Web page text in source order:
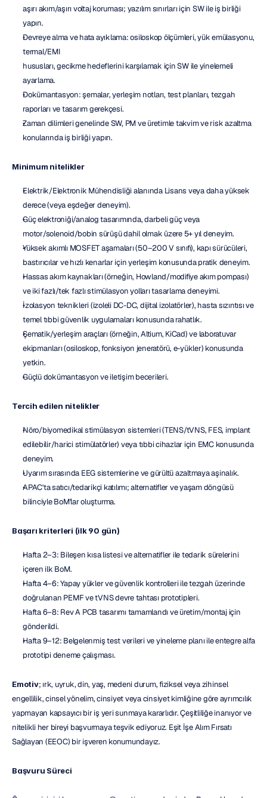
aşırı akım/aşırı voltaj koruması; yazılım sınırları için SW ile iş birliği
yapın.
Devreye alma ve hata ayıklama: osiloskop ölçümleri, yük emülasyonu,
termal/EMI
hususları, gecikme hedeflerini karşılamak için SW ile yinelemeli
ayarlama.
Dokümantasyon: şemalar, yerleşim notları, test planları, tezgah
raporları ve tasarım gerekçesi.
Zaman dilimleri genelinde SW, PM ve üretimle takvim ve risk azaltma
konularında iş birliği yapın.
Minimum nitelikler
Elektrik/Elektronik Mühendisliği alanında Lisans veya daha yüksek
derece (veya eşdeğer deneyim).
Güç elektroniği/analog tasarımında, darbeli güç veya
motor/solenoid/bobin sürüşü dahil olmak üzere 5+ yıl deneyim.
Yüksek akımlı MOSFET aşamaları (50–200 V sınıfı), kapı sürücüleri,
bastırıcılar ve hızlı kenarlar için yerleşim konusunda pratik deneyim.
Hassas akım kaynakları (örneğin, Howland/modifiye akım pompası)
ve iki fazlı/tek fazlı stimülasyon yolları tasarlama deneyimi.
İzolasyon teknikleri (izoleli DC-DC, dijital izolatörler), hasta sızıntısı ve
temel tıbbi güvenlik uygulamaları konusunda rahatlık.
Şematik/yerleşim araçları (örneğin, Altium, KiCad) ve laboratuvar
ekipmanları (osiloskop, fonksiyon jeneratörü, e-yükler) konusunda
yetkin.
Güçlü dokümantasyon ve iletişim becerileri.
Tercih edilen nitelikler
Nöro/biyomedikal stimülasyon sistemleri (TENS/tVNS, FES, implant
edilebilir/harici stimülatörler) veya tıbbi cihazlar için EMC konusunda
deneyim.
Uyarım sırasında EEG sistemlerine ve gürültü azaltmaya aşinalık.
APAC'ta satıcı/tedarikçi katılımı; alternatifler ve yaşam döngüsü
bilinciyle BoM'lar oluşturma.
Başarı kriterleri (ilk 90 gün)
Hafta 2–3: Bileşen kısa listesi ve alternatifler ile tedarik sürelerini
içeren ilk BoM.
Hafta 4–6: Yapay yükler ve güvenlik kontrolleri ile tezgah üzerinde
doğrulanan PEMF ve tVNS devre tahtası prototipleri.
Hafta 6–8: Rev A PCB tasarımı tamamlandı ve üretim/montaj için
gönderildi.
Hafta 9–12: Belgelenmiş test verileri ve yineleme planı ile entegre alfa
prototipi deneme çalışması.
Emotiv; ırk, uyruk, din, yaş, medeni durum, fiziksel veya zihinsel
engellilik, cinsel yönelim, cinsiyet veya cinsiyet kimliğine göre ayrımcılık
yapmayan kapsayıcı bir iş yeri sunmaya kararlıdır. Çeşitliliğe inanıyor ve
nitelikli her bireyi başvurmaya teşvik ediyoruz. Eşit İşe Alım Fırsatı
Sağlayan (EEOC) bir işveren konumundayız.
Başvuru Süreci